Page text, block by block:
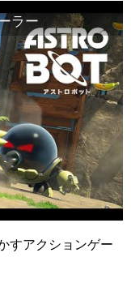
ラー
すアクションゲー